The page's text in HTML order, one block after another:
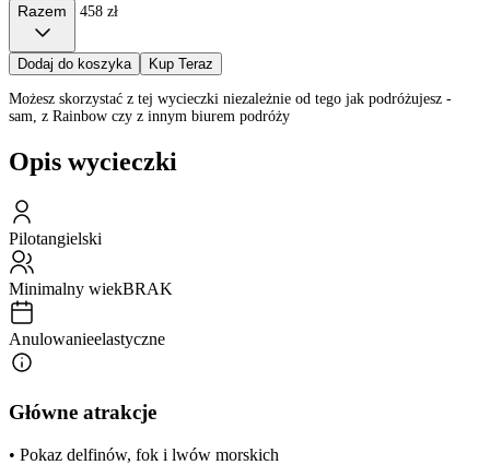
Razem 458 zł
Dodaj do koszyka Kup Teraz
Możesz skorzystać z tej wycieczki niezależnie od tego jak podróżujesz -
sam, z Rainbow czy z innym biurem podróży
Opis wycieczki
Pilotangielski
Minimalny wiekBRAK
Anulowanieelastyczne
Główne atrakcje
• Pokaz delfinów, fok i lwów morskich